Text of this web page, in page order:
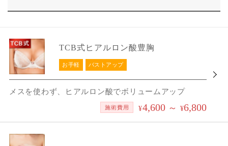
TCB式ヒアルロン酸豊胸
お手軽 バストアップ
メスを使わず、ヒアルロン酸でボリュームアップ
施術費用 ¥4,600 ～ ¥6,800